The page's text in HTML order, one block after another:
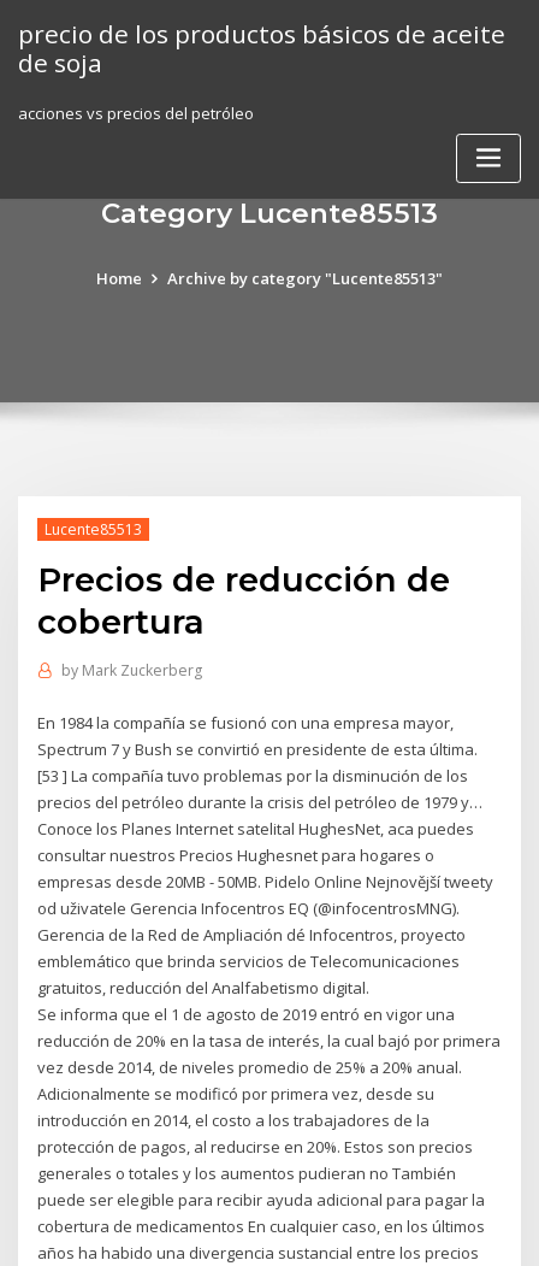
content
precio de los productos básicos de aceite
de soja
acciones vs precios del petróleo
Category Lucente85513
Home Archive by category "Lucente85513"
Lucente85513
Precios de reducción de
cobertura
by Mark Zuckerberg
En 1984 la compañía se fusionó con una empresa mayor,
Spectrum 7 y Bush se convirtió en presidente de esta última.
[53 ] La compañía tuvo problemas por la disminución de los
precios del petróleo durante la crisis del petróleo de 1979 y…
Conoce los Planes Internet satelital HughesNet, aca puedes
consultar nuestros Precios Hughesnet para hogares o
empresas desde 20MB - 50MB. Pidelo Online Nejnovější tweety
od uživatele Gerencia Infocentros EQ (@infocentrosMNG).
Gerencia de la Red de Ampliación dé Infocentros, proyecto
emblemático que brinda servicios de Telecomunicaciones
gratuitos, reducción del Analfabetismo digital.
Se informa que el 1 de agosto de 2019 entró en vigor una
reducción de 20% en la tasa de interés, la cual bajó por primera
vez desde 2014, de niveles promedio de 25% a 20% anual.
Adicionalmente se modificó por primera vez, desde su
introducción en 2014, el costo a los trabajadores de la
protección de pagos, al reducirse en 20%. Estos son precios
generales o totales y los aumentos pudieran no También
puede ser elegible para recibir ayuda adicional para pagar la
cobertura de medicamentos En cualquier caso, en los últimos
años ha habido una divergencia sustancial entre los precios